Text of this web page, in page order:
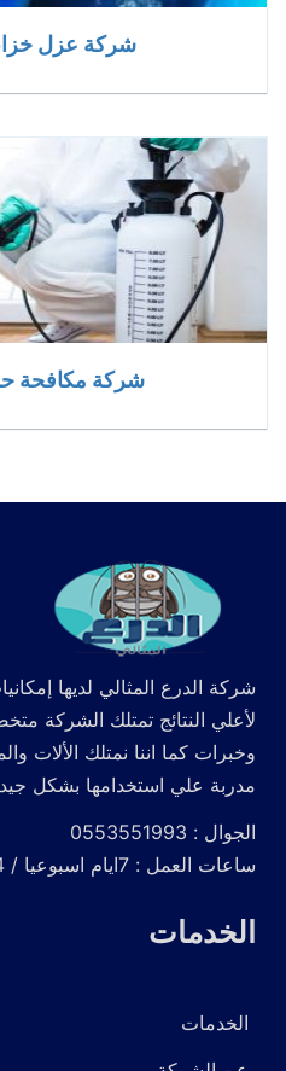
شركة عزل
شركة مكافحة
شركة الدرع المثالي لديها
لأعلي النتائج تمتلك الشركة
وخبرات كما اننا نمتلك الألات
مدربة علي استخدامها بشكل
الجوال : 0553551993
ساعات العمل : 7ايام اسبوعيا / 24 ساعة يوميا
الخدمات
الخدمات